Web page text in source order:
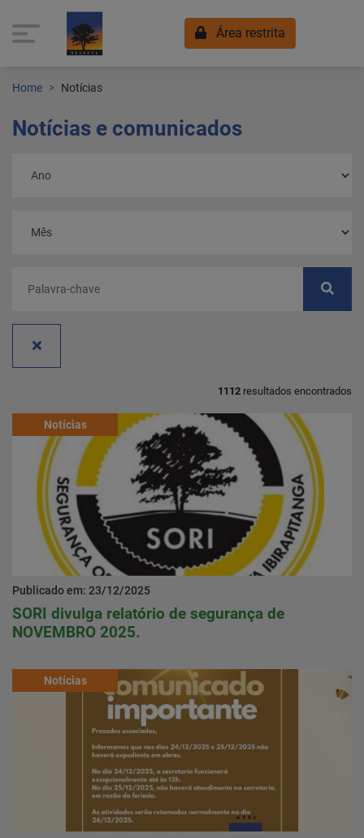
Área restrita
Home
Notícias
Localização
Contato
Baixe o App
Home Notícias
Notícias e comunicados
1112 resultados encontrados
Notícias
Publicado em: 23/12/2025
SORI divulga relatório de segurança de
NOVEMBRO 2025.
Notícias